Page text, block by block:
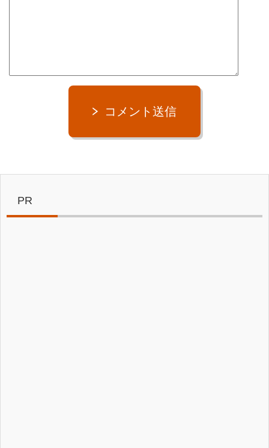
コメント送信
PR